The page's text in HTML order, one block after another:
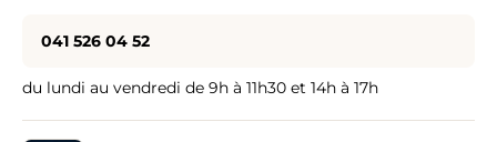
041 526 04 52
du lundi au vendredi de 9h à 11h30 et 14h à 17h